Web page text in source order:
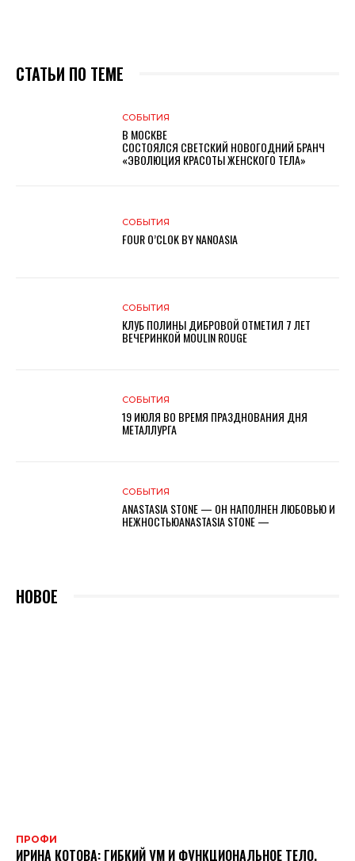
СТАТЬИ ПО ТЕМЕ
СОБЫТИЯ
В МОСКВЕ
СОСТОЯЛСЯ СВЕТСКИЙ НОВОГОДНИЙ БРАНЧ
«ЭВОЛЮЦИЯ КРАСОТЫ ЖЕНСКОГО ТЕЛА»
СОБЫТИЯ
FOUR O’CLOK BY NANOASIA
СОБЫТИЯ
КЛУБ ПОЛИНЫ ДИБРОВОЙ ОТМЕТИЛ 7 ЛЕТ
ВЕЧЕРИНКОЙ MOULIN ROUGE
СОБЫТИЯ
19 ИЮЛЯ ВО ВРЕМЯ ПРАЗДНОВАНИЯ ДНЯ
МЕТАЛЛУРГА
СОБЫТИЯ
ANASTASIA STONE — ОН НАПОЛНЕН ЛЮБОВЬЮ И
НЕЖНОСТЬЮANASTASIA STONE —
НОВОЕ
ПРОФИ
ИРИНА КОТОВА: ГИБКИЙ УМ И ФУНКЦИОНАЛЬНОЕ ТЕЛО.